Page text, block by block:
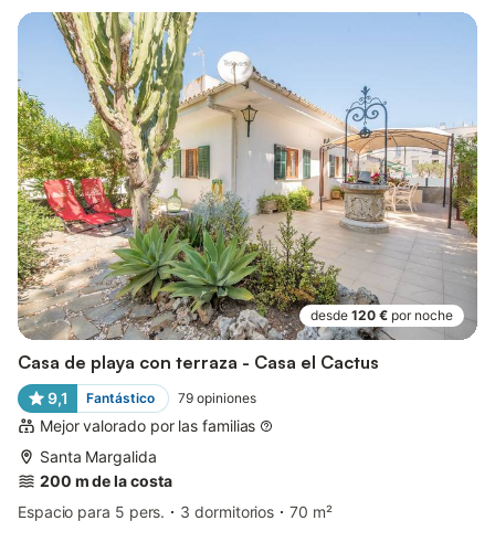
desde 120 € por noche
Casa de playa con terraza - Casa el Cactus
9,1 Fantástico 79 opiniones
Mejor valorado por las familias
Santa Margalida
200 m de la costa
Espacio para 5 pers.
3 dormitorios 70 m²